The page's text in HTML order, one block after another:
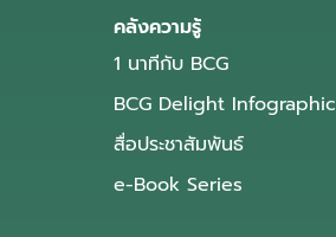
คลังความรู้
1 นาทีกับ BCG
BCG Delight Infographic
สื่อประชาสัมพันธ์
e-Book Series